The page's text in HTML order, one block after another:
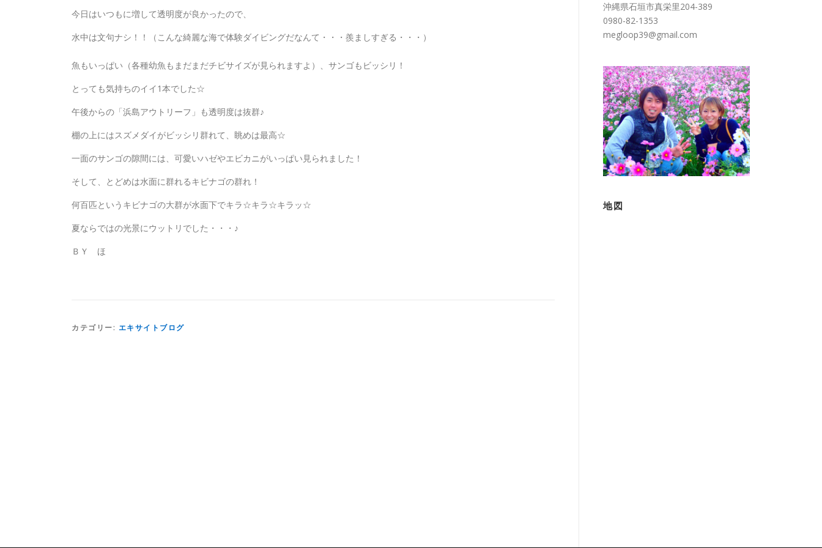
今日はいつもに増して透明度が良かったので、
水中は文句ナシ！！（こんな綺麗な海で体験ダイビングだなんて・・・羨ましすぎる・・・）
魚もいっぱい（各種幼魚もまだまだチビサイズが見られますよ）、サンゴもビッシリ！
とっても気持ちのイイ1本でした☆
午後からの「浜島アウトリーフ」も透明度は抜群♪
棚の上にはスズメダイがビッシリ群れて、眺めは最高☆
一面のサンゴの隙間には、可愛いハゼやエビカニがいっぱい見られました！
そして、とどめは水面に群れるキビナゴの群れ！
何百匹というキビナゴの大群が水面下でキラ☆キラ☆キラッ☆
夏ならではの光景にウットリでした・・・♪
ＢＹ ほ
カテゴリー: エキサイトブログ
沖縄県石垣市真栄里204-389
0980-82-1353
megloop39@gmail.com
地図